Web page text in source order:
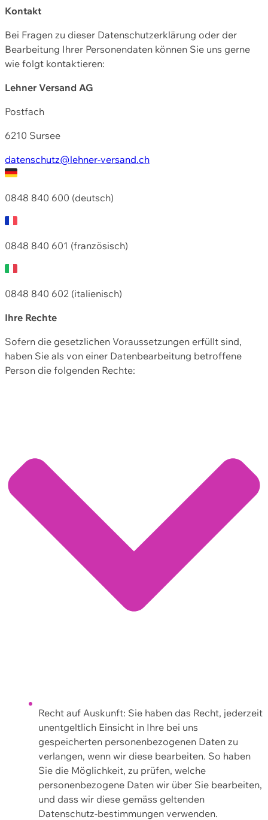
Kontakt
Bei Fragen zu dieser Datenschutzerklärung oder der
Bearbeitung Ihrer Personendaten können Sie uns gerne
wie folgt kontaktieren:
Lehner Versand AG
Postfach
6210 Sursee
datenschutz@lehner-versand.ch
0848 840 600 (deutsch)
0848 840 601 (französisch)
0848 840 602 (italienisch)
Ihre Rechte
Sofern die gesetzlichen Voraussetzungen erfüllt sind,
haben Sie als von einer Datenbearbeitung betroffene
Person die folgenden Rechte:
Recht auf Auskunft: Sie haben das Recht, jederzeit
unentgeltlich Einsicht in Ihre bei uns
gespeicherten personenbezogenen Daten zu
verlangen, wenn wir diese bearbeiten. So haben
Sie die Möglichkeit, zu prüfen, welche
personenbezogene Daten wir über Sie bearbeiten,
und dass wir diese gemäss geltenden
Datenschutz-bestimmungen verwenden.